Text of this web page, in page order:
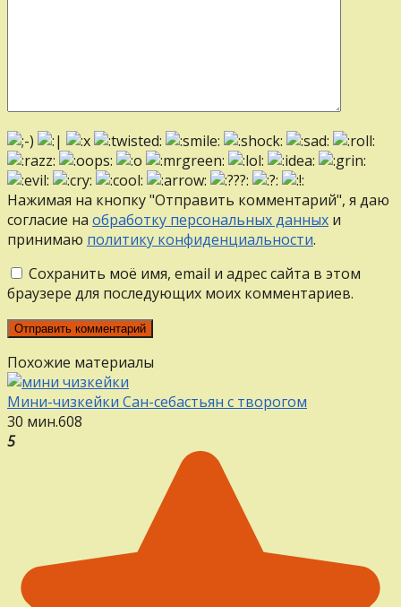
Нажимая на кнопку "Отправить комментарий", я даю
согласие на обработку персональных данных и
принимаю политику конфиденциальности.
Сохранить моё имя, email и адрес сайта в этом
браузере для последующих моих комментариев.
Похожие материалы
Мини-чизкейки Сан-себастьян с творогом
30 мин.608
5